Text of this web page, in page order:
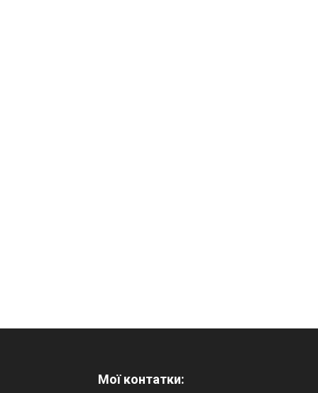
Мої контатки: